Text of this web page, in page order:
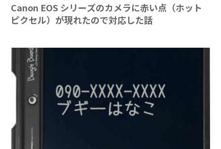
Canon EOS シリーズのカメラに赤い点（ホット
ピクセル）が現れたので対応した話